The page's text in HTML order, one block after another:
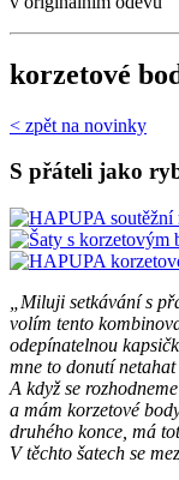
korzetové
< zpět na novinky
S přáteli jako
„Miluji setkávání s
volím tento
odepínatelnou
mne to donutí
A když se
a mám korzetové
druhého konce, má
V těchto šatech se